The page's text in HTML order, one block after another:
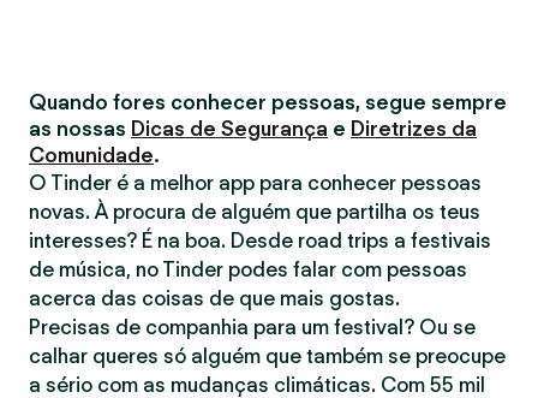
Quando fores conhecer pessoas, segue sempre
as nossas Dicas de Segurança e Diretrizes da
Comunidade.
O Tinder é a melhor app para conhecer pessoas
novas. À procura de alguém que partilha os teus
interesses? É na boa. Desde road trips a festivais
de música, no Tinder podes falar com pessoas
acerca das coisas de que mais gostas.
Precisas de companhia para um festival? Ou se
calhar queres só alguém que também se preocupe
a sério com as mudanças climáticas. Com 55 mil